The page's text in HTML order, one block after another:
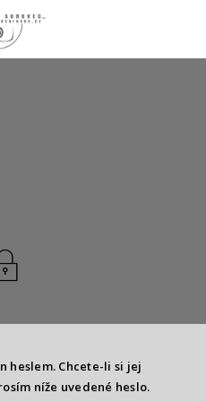
heslem. Chcete-li si jej
níže uvedené heslo.